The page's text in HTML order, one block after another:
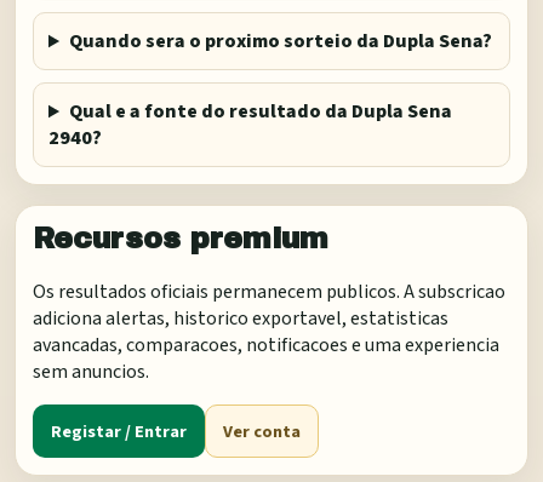
Quando sera o proximo sorteio da Dupla Sena?
Qual e a fonte do resultado da Dupla Sena
2940?
Recursos premium
Os resultados oficiais permanecem publicos. A subscricao
adiciona alertas, historico exportavel, estatisticas
avancadas, comparacoes, notificacoes e uma experiencia
sem anuncios.
Registar / Entrar Ver conta